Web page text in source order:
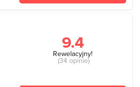
9.4
Rewelacyjny!
(34 opinie)